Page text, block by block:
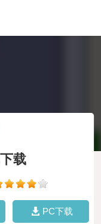
载
PC下载